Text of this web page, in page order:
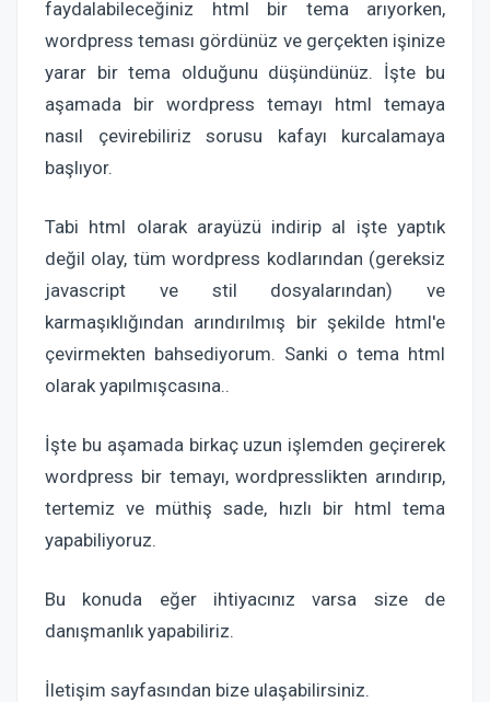
faydalabileceğiniz html bir tema arıyorken,
wordpress teması gördünüz ve gerçekten işinize
yarar bir tema olduğunu düşündünüz. İşte bu
aşamada bir wordpress temayı html temaya
nasıl çevirebiliriz sorusu kafayı kurcalamaya
başlıyor.
Tabi html olarak arayüzü indirip al işte yaptık
değil olay, tüm wordpress kodlarından (gereksiz
javascript ve stil dosyalarından) ve
karmaşıklığından arındırılmış bir şekilde html'e
çevirmekten bahsediyorum. Sanki o tema html
olarak yapılmışcasına..
İşte bu aşamada birkaç uzun işlemden geçirerek
wordpress bir temayı, wordpresslikten arındırıp,
tertemiz ve müthiş sade, hızlı bir html tema
yapabiliyoruz.
Bu konuda eğer ihtiyacınız varsa size de
danışmanlık yapabiliriz.
İletişim sayfasından bize ulaşabilirsiniz.